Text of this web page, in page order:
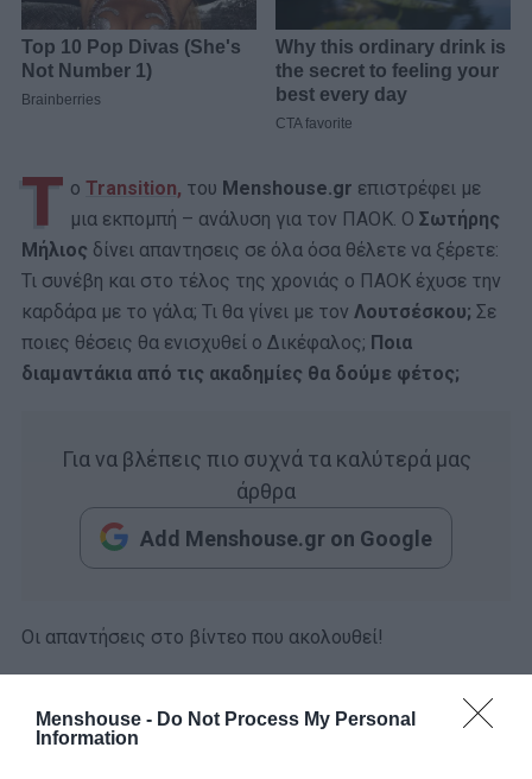
Menshouse - Do Not Process My Personal
Information
Τ ο Transition, του Menshouse.gr επιστρέφει με
μια εκπομπή – ανάλυση για τον ΠΑΟΚ. Ο Σωτήρης
Μήλιος δίνει απαντησεις σε όλα όσα θέλετε να ξέρετε:
Τι συνέβη και στο τέλος της χρονιάς ο ΠΑΟΚ έχυσε την
καρδάρα με το γάλα; Τι θα γίνει με τον Λουτσέσκου; Σε
ποιες θέσεις θα ενισχυθεί ο Δικέφαλος; Ποια
διαμαντάκια από τις ακαδημίες θα δούμε φέτος;
Για να βλέπεις πιο συχνά τα καλύτερά μας
άρθρα
Add Menshouse.gr on Google
Οι απαντήσεις στο βίντεο που ακολουθεί!